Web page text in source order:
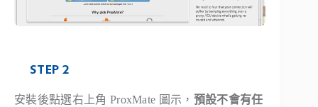
STEP 2
安裝後點選右上角 ProxMate 圖示， 預設不會有任